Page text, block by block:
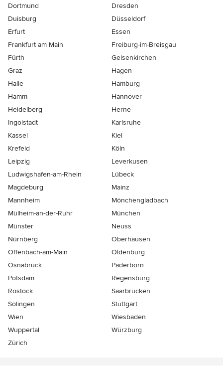
Dortmund
Dresden
Duisburg
Düsseldorf
Erfurt
Essen
Frankfurt am Main
Freiburg-im-Breisgau
Fürth
Gelsenkirchen
Graz
Hagen
Halle
Hamburg
Hamm
Hannover
Heidelberg
Herne
Ingolstadt
Karlsruhe
Kassel
Kiel
Krefeld
Köln
Leipzig
Leverkusen
Ludwigshafen-am-Rhein
Lübeck
Magdeburg
Mainz
Mannheim
Mönchen­gladbach
Mülheim-an-der-Ruhr
München
Münster
Neuss
Nürnberg
Oberhausen
Offenbach-am-Main
Oldenburg
Osnabrück
Paderborn
Potsdam
Regensburg
Rostock
Saarbrücken
Solingen
Stuttgart
Wien
Wiesbaden
Wuppertal
Würzburg
Zürich